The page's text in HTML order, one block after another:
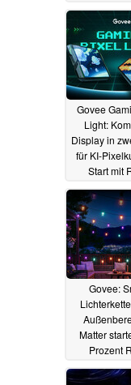
Govee
Light:
Display in
für KI-
Start mit
Govee:
Matter
Prozent